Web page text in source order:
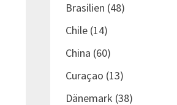
Brasilien (48)
Chile(14)
China (60)
Curaçao (13)
Dänemark (38)